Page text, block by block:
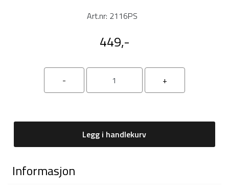
Art.nr: 2116PS
449,-
Legg i handlekurv
Informasjon